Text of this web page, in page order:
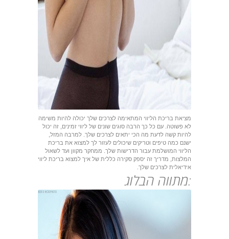
מציאת בריכת הליווי המתאימה לצרכים שלך יכולה להיות משימה
לא פשוטה. עם כל כך הרבה סוגים שונים של ליווי זמינים, זה יכול
להיות קשה לדעת מה הכי יתאים לצרכים שלך. למרבה המזל,
ישנם כמה טיפים וטריקים שיכולים לעזור לך למצוא את בריכת
הליווי המושלמת עבור הדרישות שלך. ממחקר מקוון ועד לשאול
המלצות, מדריך זה יספק סקירה כללית של איך למצוא בריכת ליווי
אידיאלית לצרכים שלך.
מתווה הבלוג: